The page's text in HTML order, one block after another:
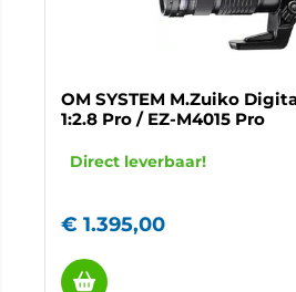
OM SYSTEM M.Zuiko
1:2.8 Pro / EZ-M4015 Pro
Direct leverbaar!
€ 1.395,00